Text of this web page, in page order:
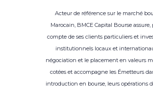
Acteur de référence sur le marché
Marocain, BMCE Capital Bourse assure,
compte de ses clients particuliers et
institutionnels locaux et
négociation et le placement en valeurs
cotées et accompagne les Émetteurs
introduction en bourse, leurs opérations